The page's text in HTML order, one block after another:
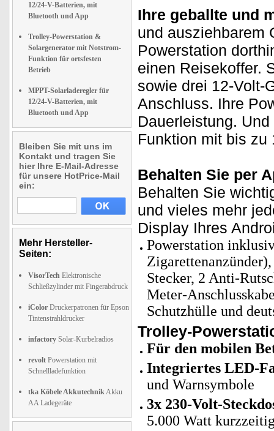
12/24-V-Batterien, mit
Bluetooth und App
Trolley-Powerstation &
Solargenerator mit Notstrom-
Funktion für ortsfesten
Betrieb
MPPT-Solarladeregler für
12/24-V-Batterien, mit
Bluetooth und App
Bleiben Sie mit uns im
Kontakt und tragen Sie
hier Ihre E-Mail-Adresse
für unsere HotPrice-Mail
ein:
Mehr Hersteller-
Seiten:
VisorTech Elektronische
Schließzylinder mit Fingerabdruck
iColor Druckerpatronen für Epson
Tintenstrahldrucker
infactory Solar-Kurbelradios
revolt Powerstation mit
Schnellladefunktion
tka Köbele AkkutechnikAkku
AA Ladegeräte
Ihre geballte und
und ausziehbarem
Powerstation
einen Reisekoffer.
sowie drei 12-Volt-
Anschluss. Ihre
Dauerleistung.
Funktion mit bis zu
Behalten Sie per
Behalten Sie
und vieles mehr
Display Ihres
Powerstation
Stecker, 2 Anti-
Meter-
Schutzhülle und
Trolley-
Für den mobilen
Integriertes LED-
und Warnsymbole
3x 230-Volt-
5.000 Watt